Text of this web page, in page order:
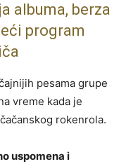
albuma, berza
program
pesama grupe
vreme kada je
rokenrola.
uspomena i